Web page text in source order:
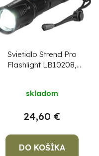
Svietidlo Strend Pro
Flashlight LB10208,
skladom
24,60 €
DO KOŠÍKA